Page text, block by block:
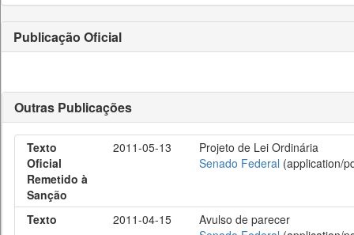
Publicação Oficial
Outras Publicações
Texto
Oficial
Remetido à
Sanção
2011-05-13
Projeto de Lei Ordinária
Senado Federal (application/
Texto 2011-04-15
Avulso de parecer